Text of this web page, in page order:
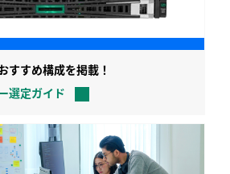
すめ構成を掲載！
選定ガイド